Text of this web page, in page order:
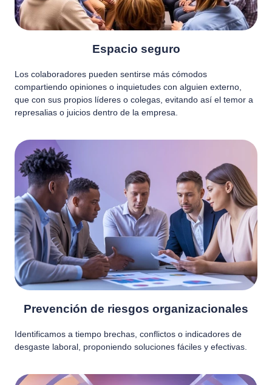
Espacio seguro
Los colaboradores pueden sentirse más cómodos
compartiendo opiniones o inquietudes con alguien externo,
que con sus propios líderes o colegas, evitando así el temor a
represalias o juicios dentro de la empresa.
Prevención de riesgos organizacionales
Identificamos a tiempo brechas, conflictos o indicadores de
desgaste laboral, proponiendo soluciones fáciles y efectivas.